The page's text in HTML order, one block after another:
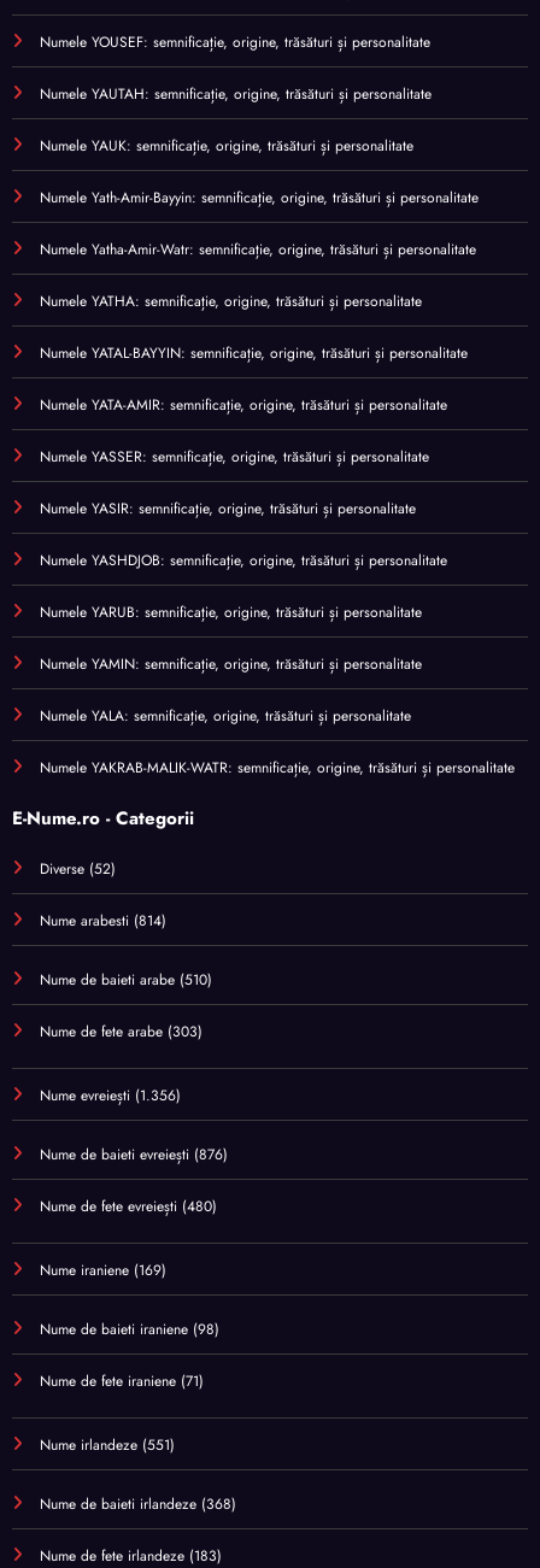
Numele YOUSEF: semnificație, origine, trăsături și personalitate
Numele YAUTAH: semnificație, origine, trăsături și personalitate
Numele YAUK: semnificație, origine, trăsături și personalitate
Numele Yath-Amir-Bayyin: semnificație, origine, trăsături și personalitate
Numele Yatha-Amir-Watr: semnificație, origine, trăsături și personalitate
Numele YATHA: semnificație, origine, trăsături și personalitate
Numele YATAL-BAYYIN: semnificație, origine, trăsături și personalitate
Numele YATA-AMIR: semnificație, origine, trăsături și personalitate
Numele YASSER: semnificație, origine, trăsături și personalitate
Numele YASIR: semnificație, origine, trăsături și personalitate
Numele YASHDJOB: semnificație, origine, trăsături și personalitate
Numele YARUB: semnificație, origine, trăsături și personalitate
Numele YAMIN: semnificație, origine, trăsături și personalitate
Numele YALA: semnificație, origine, trăsături și personalitate
Numele YAKRAB-MALIK-WATR: semnificație, origine, trăsături și personalitate
E-Nume.ro - Categorii
Diverse (52)
Nume arabesti (814)
Nume de baieti arabe (510)
Nume de fete arabe (303)
Nume evreiești (1.356)
Nume de baieti evreiești (876)
Nume de fete evreiești (480)
Nume iraniene (169)
Nume de baieti iraniene (98)
Nume de fete iraniene (71)
Nume irlandeze (551)
Nume de baieti irlandeze (368)
Nume de fete irlandeze (183)